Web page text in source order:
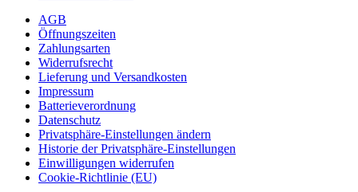
AGB
Öffnungszeiten
Zahlungsarten
Widerrufsrecht
Lieferung und Versandkosten
Impressum
Batterieverordnung
Datenschutz
Privatsphäre-Einstellungen ändern
Historie der Privatsphäre-Einstellungen
Einwilligungen widerrufen
Cookie-Richtlinie (EU)